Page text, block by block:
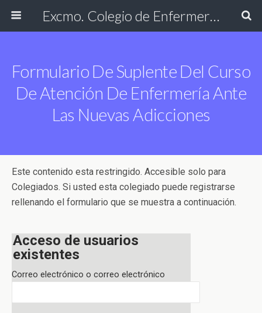
Excmo. Colegio de Enfermería de Cádiz
Formulario De Suplente Del Curso
De Atención De Enfermería Ante
Las Nuevas Adicciones
Este contenido esta restringido. Accesible solo para
Colegiados. Si usted esta colegiado puede registrarse
rellenando el formulario que se muestra a continuación.
Acceso de usuarios
existentes
Correo electrónico o correo electrónico